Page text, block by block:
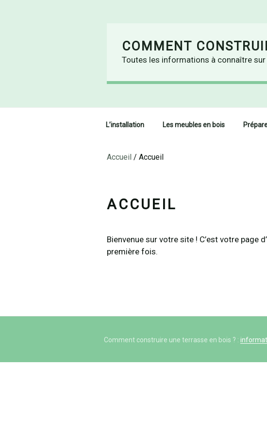
COMMENT
Toutes les informations à connaître
L’installation Les meubles en bois
Accueil / Accueil
ACCUEIL
Bienvenue sur votre site ! C’est votre page
première fois.
Comment construire une terrasse en bois ? :